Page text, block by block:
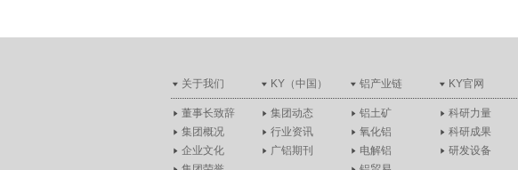
关于我们
董事长致辞
集团概况
企业文化
KY（中国）
集团动态
行业资讯
广铝期刊
铝产业链
铝土矿
氧化铝
电解铝
KY官网
科研力量
科研成果
研发设备